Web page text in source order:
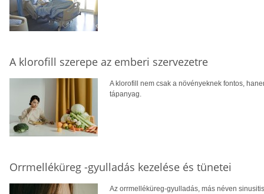
A klorofill szerepe az emberi szervezetre
A klorofill nem csak a növényeknek fontos,
tápanyag.
Orrmelléküreg -gyulladás kezelése és tünetei
Az orrmelléküreg-gyulladás, más néven